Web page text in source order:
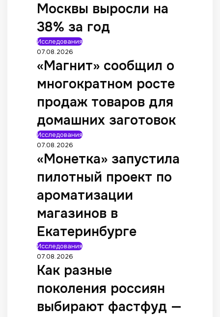
Москвы выросли на
38% за год
Исследования
07.08.2026
«Магнит» сообщил о
многократном росте
продаж товаров для
домашних заготовок
Исследования
07.08.2026
«Монетка» запустила
пилотный проект по
ароматизации
магазинов в
Екатеринбурге
Исследования
07.08.2026
Как разные
поколения россиян
выбирают фастфуд —